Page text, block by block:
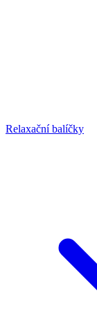
Relaxační balíčky